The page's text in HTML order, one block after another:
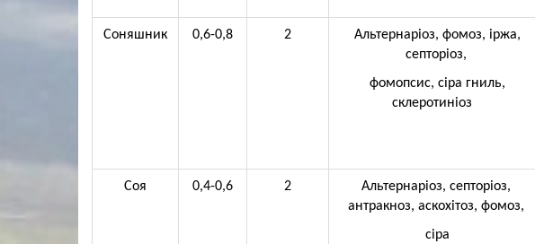
Соняшник 0,6-0,8 2
Альтернаріоз, фомоз, іржа,
септоріоз,
фомопсис, сіра гниль,
склеротиніоз
Соя 0,4-0,6 2
Альтернаріоз, септоріоз,
антракноз, аскохітоз, фомоз,
сіра